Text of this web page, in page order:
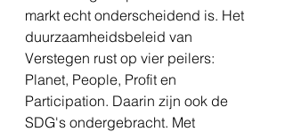
markt echt onderscheidend is. Het
duurzaamheidsbeleid van
Verstegen rust op vier peilers:
Planet, People, Profit en
Participation. Daarin zijn ook de
SDG's ondergebracht. Met